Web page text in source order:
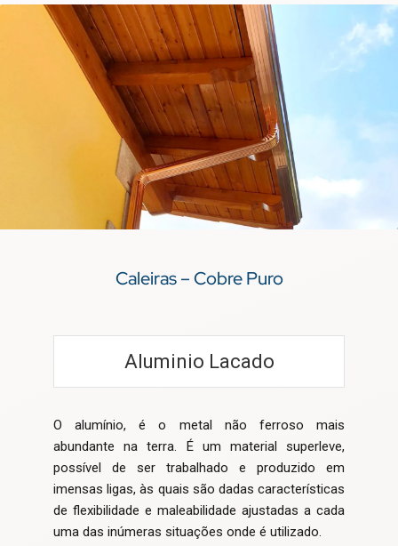
Caleiras – Cobre Puro
Aluminio Lacado
O alumínio, é o metal não ferroso mais
abundante na terra. É um material superleve,
possível de ser trabalhado e produzido em
imensas ligas, às quais são dadas características
de flexibilidade e maleabilidade ajustadas a cada
uma das inúmeras situações onde é utilizado.